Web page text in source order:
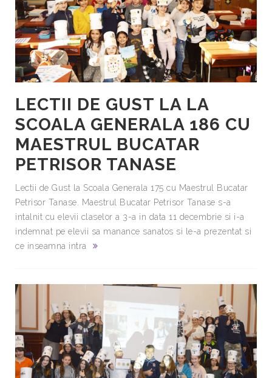
LECTII DE GUST LA LA
SCOALA GENERALA 186 CU
MAESTRUL BUCATAR
PETRISOR TANASE
Lectii de Gust la Scoala Generala 175 cu Maestrul Bucatar
Petrisor Tanase. Maestrul Bucatar Petrisor Tanase s-a
intalnit cu elevii claselor a 3-a in data 11 decembrie si i-a
indemnat pe elevii sa manance sanatos si le-a prezentat si
ce inseamna intra